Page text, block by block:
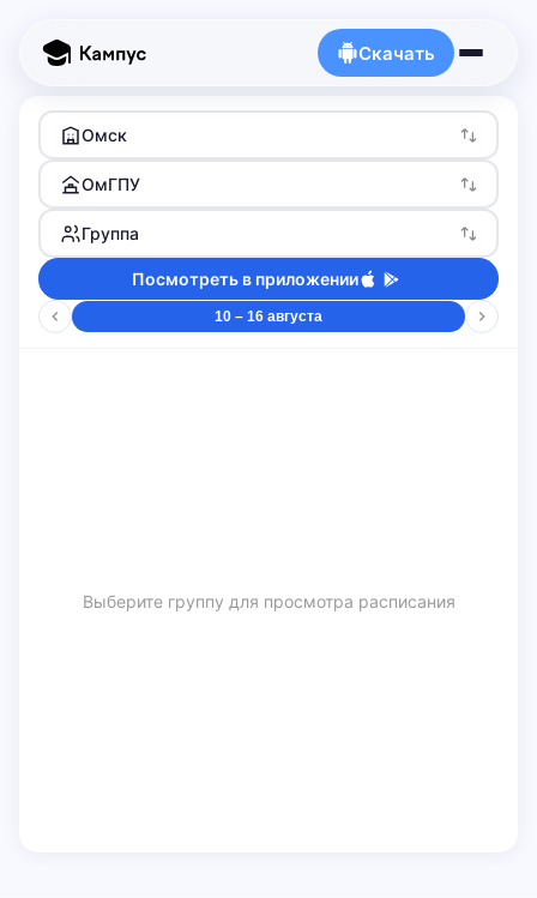
Скачать
Омск
ОмГПУ
Группа
Посмотреть в приложении
10 – 16 августа
Выберите группу для просмотра расписания